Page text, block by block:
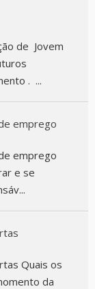
de Jovem
. ...
emprego
emprego
e se
Quais os
da